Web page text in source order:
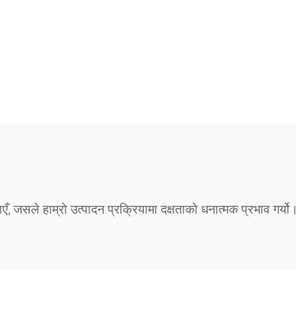
हाम्रो उत्पादन प्रक्रियामा दक्षताको धनात्मक प्रभाव गर्यो।